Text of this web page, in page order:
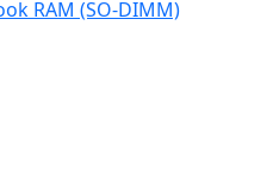
RAM (SO-DIMM)